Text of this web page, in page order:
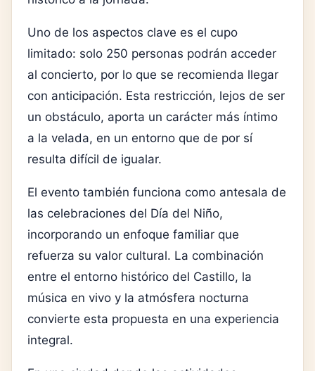
Uno de los aspectos clave es el cupo
limitado: solo 250 personas podrán acceder
al concierto, por lo que se recomienda llegar
con anticipación. Esta restricción, lejos de ser
un obstáculo, aporta un carácter más íntimo
a la velada, en un entorno que de por sí
resulta difícil de igualar.
El evento también funciona como antesala de
las celebraciones del Día del Niño,
incorporando un enfoque familiar que
refuerza su valor cultural. La combinación
entre el entorno histórico del Castillo, la
música en vivo y la atmósfera nocturna
convierte esta propuesta en una experiencia
integral.